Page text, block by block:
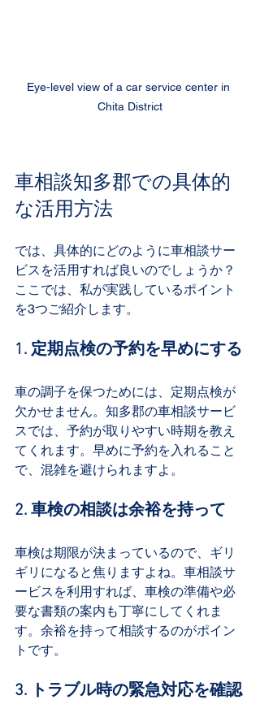
Eye-level view of a car service center in
Chita District
車相談知多郡での具体的
な活用方法
では、具体的にどのように車相談サー
ビスを活用すれば良いのでしょうか？
ここでは、私が実践しているポイント
を3つご紹介します。
1. 定期点検の予約を早めにする
車の調子を保つためには、定期点検が
欠かせません。知多郡の車相談サービ
スでは、予約が取りやすい時期を教え
てくれます。早めに予約を入れること
で、混雑を避けられますよ。
2. 車検の相談は余裕を持って
車検は期限が決まっているので、ギリ
ギリになると焦りますよね。車相談サ
ービスを利用すれば、車検の準備や必
要な書類の案内も丁寧にしてくれま
す。余裕を持って相談するのがポイン
トです。
3. トラブル時の緊急対応を確認